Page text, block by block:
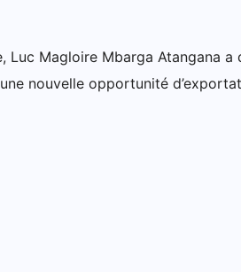
Luc Magloire Mbarga Atangana
nouvelle opportunité